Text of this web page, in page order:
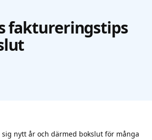
faktureringstips
nytt år och därmed bokslut för många